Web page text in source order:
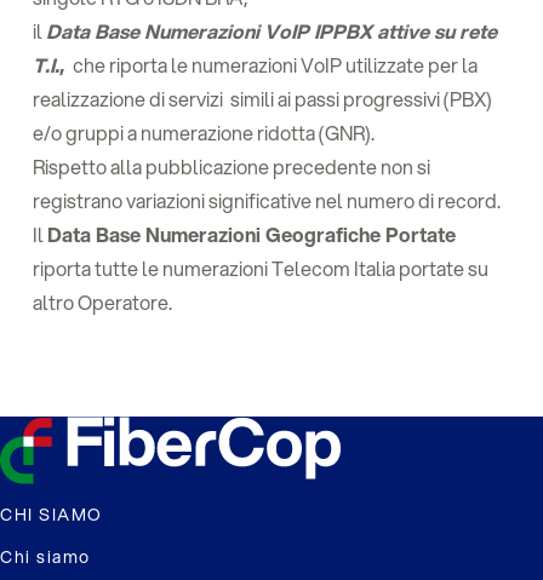
ilData Base Numerazioni VoIP IPPBX attive su rete
T.I., che riporta le numerazioni VoIP utilizzate per la
realizzazione di servizi simili ai passi progressivi (PBX)
e/o gruppi a numerazione ridotta (GNR).
Rispetto alla pubblicazione precedente non si
registrano variazioni significative nel numero di record.
IlData Base Numerazioni Geografiche Portate
riporta tutte le numerazioni Telecom Italia portatesu
altro Operatore.
CHI SIAMO
Chi siamo